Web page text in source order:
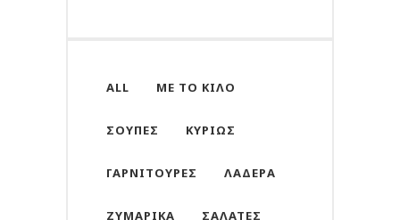
ALL ΜΕ ΤΟ ΚΙΛΌ
ΣΟΎΠΕΣ ΚΥΡΊΩΣ
ΓΑΡΝΙΤΟΎΡΕΣ ΛΑΔΕΡΆ
ΖΥΜΑΡΙΚΆ ΣΑΛΆΤΕΣ